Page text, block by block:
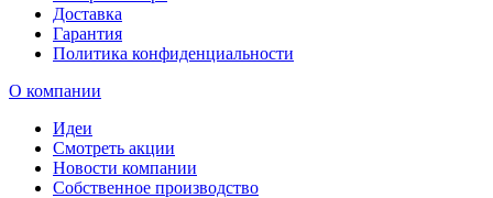
Доставка
Гарантия
Политика конфиденциальности
О компании
Идеи
Смотреть акции
Новости компании
Собственное производство